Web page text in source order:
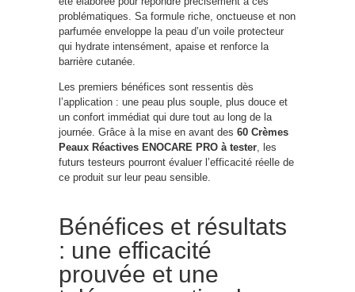
problématiques. Sa formule riche, onctueuse et non
parfumée enveloppe la peau d’un voile protecteur
qui hydrate intensément, apaise et renforce la
barrière cutanée.
Les premiers bénéfices sont ressentis dès
l’application : une peau plus souple, plus douce et
un confort immédiat qui dure tout au long de la
journée. Grâce à la mise en avant des 60 Crèmes
Peaux Réactives ENOCARE PRO à tester , les
futurs testeurs pourront évaluer l’efficacité réelle de
ce produit sur leur peau sensible.
Bénéfices et résultats
: une efficacité
prouvée et une